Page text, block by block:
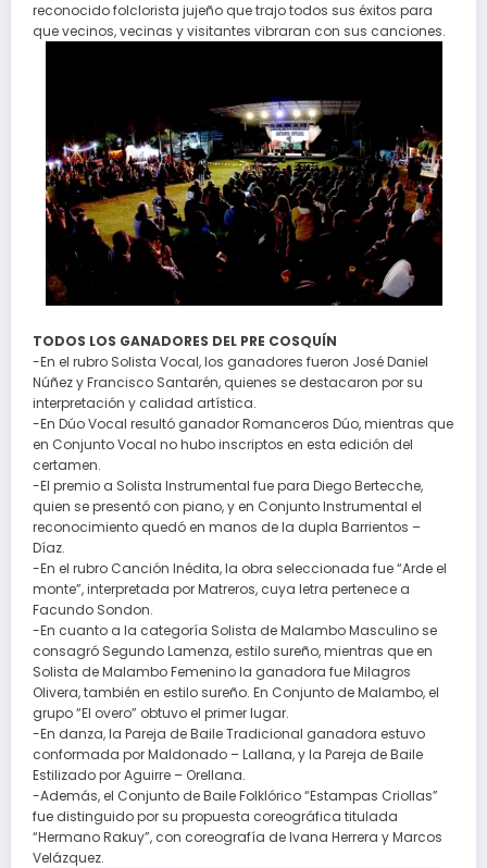
reconocido folclorista jujeño que trajo todos sus éxitos para
que vecinos, vecinas y visitantes vibraran con sus canciones.
TODOS LOS GANADORES DEL PRE COSQUÍN
-En el rubro Solista Vocal, los ganadores fueron José Daniel
Núñez y Francisco Santarén, quienes se destacaron por su
interpretación y calidad artística.
-En Dúo Vocal resultó ganador Romanceros Dúo, mientras que
en Conjunto Vocal no hubo inscriptos en esta edición del
certamen.
-El premio a Solista Instrumental fue para Diego Bertecche,
quien se presentó con piano, y en Conjunto Instrumental el
reconocimiento quedó en manos de la dupla Barrientos –
Díaz.
-En el rubro Canción Inédita, la obra seleccionada fue “Arde el
monte”, interpretada por Matreros, cuya letra pertenece a
Facundo Sondon.
-En cuanto a la categoría Solista de Malambo Masculino se
consagró Segundo Lamenza, estilo sureño, mientras que en
Solista de Malambo Femenino la ganadora fue Milagros
Olivera, también en estilo sureño. En Conjunto de Malambo, el
grupo “El overo” obtuvo el primer lugar.
-En danza, la Pareja de Baile Tradicional ganadora estuvo
conformada por Maldonado – Lallana, y la Pareja de Baile
Estilizado por Aguirre – Orellana.
-Además, el Conjunto de Baile Folklórico “Estampas Criollas”
fue distinguido por su propuesta coreográfica titulada
“Hermano Rakuy”, con coreografía de Ivana Herrera y Marcos
Velázquez.